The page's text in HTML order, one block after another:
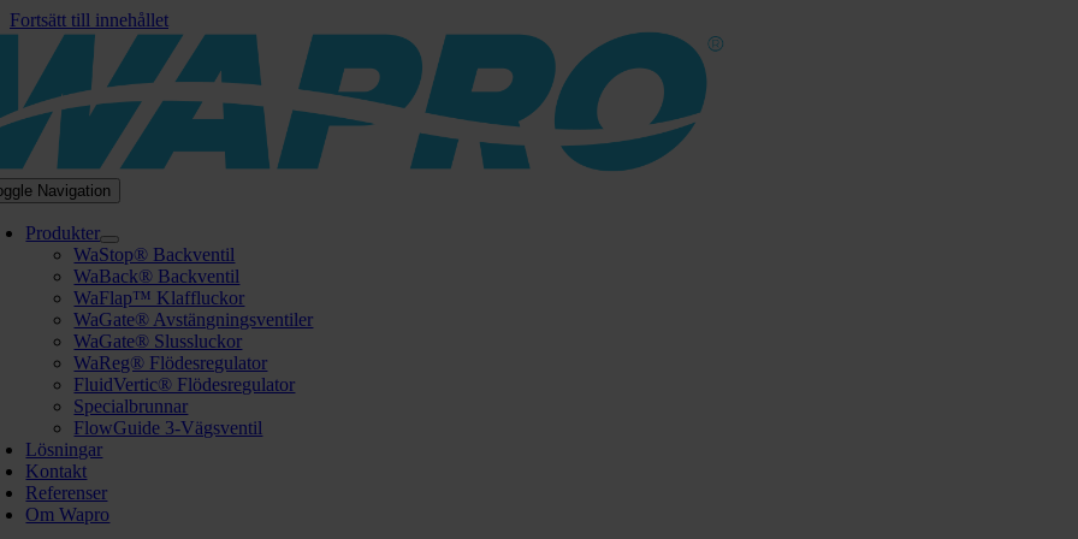
Fortsätt till innehållet
Navigation
Produkter
WaStop® Backventil
WaBack® Backventil
WaFlap™ Klaffluckor
WaGate® Avstängningsventiler
WaGate® Slussluckor
WaReg® Flödesregulator
FluidVertic® Flödesregulator
Specialbrunnar
FlowGuide 3-Vägsventil
Lösningar
Kontakt
Referenser
Om Wapro